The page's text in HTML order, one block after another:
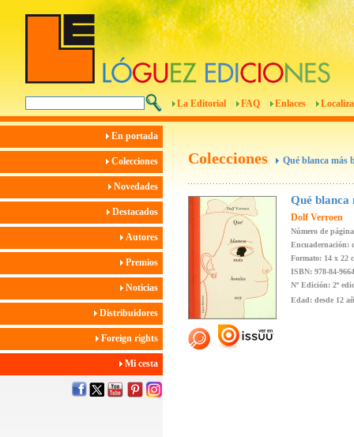
La Editorial FAQ Enlaces
En portada
Colecciones
Novedades
Destacados
Autores
Premios
Noticias
Distribuidores
Foreign rights
Mi cesta
Colecciones Qué blanca más
Qué blanca
Dolf Verroen
Número de
Encuadernación:
Formato: 14 x 22
ISBN: 978-84-
Nº Edición: 2ª
Edad: desde 12